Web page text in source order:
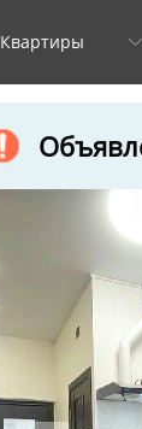
Квартиры